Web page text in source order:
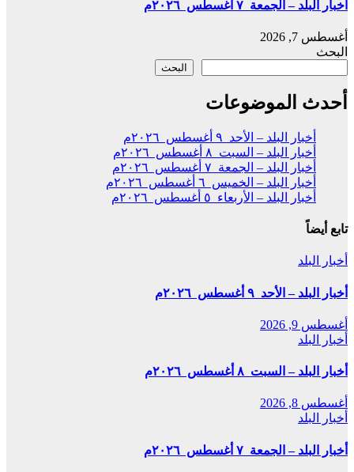
أخبار البلد – الجمعة ٧ أغسطس ٢٠٢٦م
أغسطس 7, 2026
البحث
البحث
أحدث الموضوعات
أخبار البلد – الأحد ٩ أغسطس ٢٠٢٦م
أخبار البلد – السبت ٨ أغسطس ٢٠٢٦م
أخبار البلد – الجمعة ٧ أغسطس ٢٠٢٦م
أخبار البلد – الخميس ٦ أغسطس ٢٠٢٦م
أخبار البلد – الأربعاء ٥ أغسطس ٢٠٢٦م
تابع أيضاً
أخبار البلد
أخبار البلد – الأحد ٩ أغسطس ٢٠٢٦م
أغسطس 9, 2026
أخبار البلد
أخبار البلد – السبت ٨ أغسطس ٢٠٢٦م
أغسطس 8, 2026
أخبار البلد
أخبار البلد – الجمعة ٧ أغسطس ٢٠٢٦م